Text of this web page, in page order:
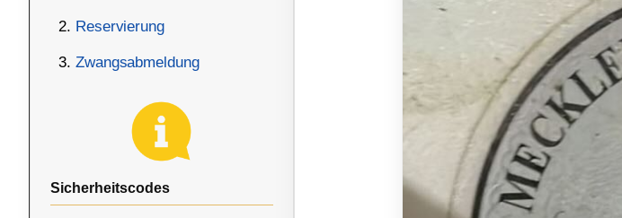
Reservierung
Zwangsabmeldung
Sicherheitscodes